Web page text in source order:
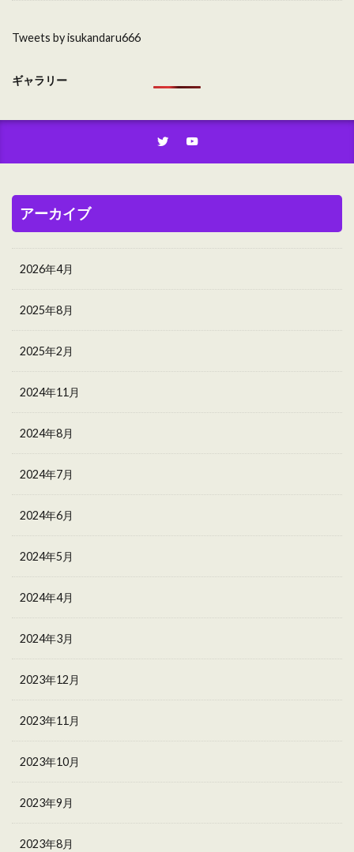
Tweets by isukandaru666
ギャラリー
アーカイブ
2026年4月
2025年8月
2025年2月
2024年11月
2024年8月
2024年7月
2024年6月
2024年5月
2024年4月
2024年3月
2023年12月
2023年11月
2023年10月
2023年9月
2023年8月